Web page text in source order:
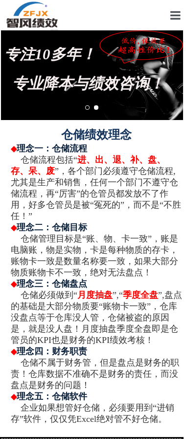
专注10多年！
专业降本与绩效咨询！
首页
关于我
管理咨
KPI绩
薪酬设
仓储绩
文化
联系我
仓储绩效理念
◆理念一：仓储流程
仓储流程包括“进、出、退、补、盘、
存、呆、废”，各个部门必须遵守仓储流程,
尤其是生产和销售，任何一个部门不遵守仓
储流程，再“厉害”的仓管员都发放不了作
用，好多仓管员是被“冤死的”，而不是“不胜
任！”
◆理念二：仓储目标
仓储管理目标是“账、物、卡一致”，账是
电脑账，物是实物，卡是每种物质的存卡，
账物卡一致是数量名称要一致，如果大部分
物质账物卡不一致，绝对无法盘点！
◆理念三：仓储盘点
仓储必须做到“月度抽盘”,“季度全盘”,盘点
的基础是大部分物质要“账物卡一致”，仓库
没盘点等于仓库没人管，仓储被盗的原因
是，就是没人盘！月度抽盘季度全盘即是仓
管员的KPI也是财务的KPI绩效考核！
◆理念四：财务职责
仓储不属于财务管，但是盘点是财务的职
责！仓库数据不准确不是财务的责任，而没
盘点是财务的问题！
◆理念五：仓储软件
企业如果想管好仓储，必须要用到“进销
存”软件，仅仅凭Excel绝对管不好仓储。